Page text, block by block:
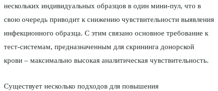
нескольких индивидуальных образцов в один мини-пул, что в
свою очередь приводит к снижению чувствительности выявления
инфекционного образца. С этим связано основное требование к
тест-системам, предназначенным для скрининга донорской
крови – максимально высокая аналитическая чувствительность.
Существует несколько подходов для повышения